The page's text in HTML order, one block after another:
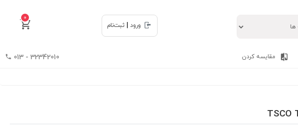
0
ورود
ثبت‌نام
مقایسه کردن 32342010 - 013